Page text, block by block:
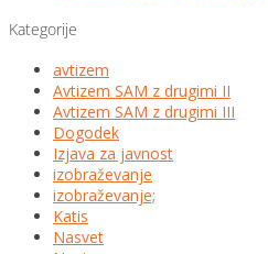
Kategorije
avtizem
Avtizem SAM z drugimi II
Avtizem SAM z drugimi III
Dogodek
Izjava za javnost
izobraževanje
izobraževanje;
Katis
Nasvet